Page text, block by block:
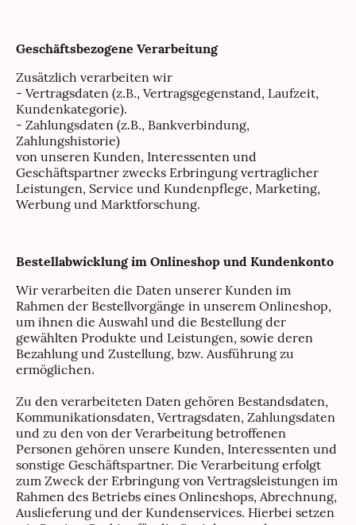
Geschäftsbezogene Verarbeitung
Zusätzlich verarbeiten wir
- Vertragsdaten (z.B., Vertragsgegenstand, Laufzeit,
Kundenkategorie).
- Zahlungsdaten (z.B., Bankverbindung,
Zahlungshistorie)
von unseren Kunden, Interessenten und
Geschäftspartner zwecks Erbringung vertraglicher
Leistungen, Service und Kundenpflege, Marketing,
Werbung und Marktforschung.
Bestellabwicklung im Onlineshop und Kundenkonto
Wir verarbeiten die Daten unserer Kunden im
Rahmen der Bestellvorgänge in unserem Onlineshop,
um ihnen die Auswahl und die Bestellung der
gewählten Produkte und Leistungen, sowie deren
Bezahlung und Zustellung, bzw. Ausführung zu
ermöglichen.
Zu den verarbeiteten Daten gehören Bestandsdaten,
Kommunikationsdaten, Vertragsdaten, Zahlungsdaten
und zu den von der Verarbeitung betroffenen
Personen gehören unsere Kunden, Interessenten und
sonstige Geschäftspartner. Die Verarbeitung erfolgt
zum Zweck der Erbringung von Vertragsleistungen im
Rahmen des Betriebs eines Onlineshops, Abrechnung,
Auslieferung und der Kundenservices. Hierbei setzen